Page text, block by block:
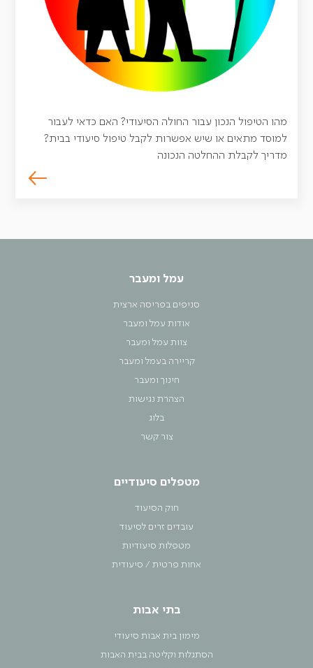
מהו הטיפול הנכון עבור החולה הסיעודי? האם כדאי לעבור
למוסד מתאים או שיש אפשרות לקבל טיפול סיעודי בבית?
מדריך לקבלת ההחלטה הנכונה
עמל ומעבר
סניפים בפריסה ארצית
אודות עמל ומעבר
צוות עמל ומעבר
קריירה בעמל ומעבר
חינוך ומעבר
הצהרת נגישות
בלוג
צור קשר
מטפלים סיעודיים
חוק הסיעוד
עובדים זרים לסיעוד
מטפלות סיעודיות
אחות פרטית / סיעודית
בתי אבות
מימון בית אבות סיעודי
הסתגלות וקליטה בבית האבות